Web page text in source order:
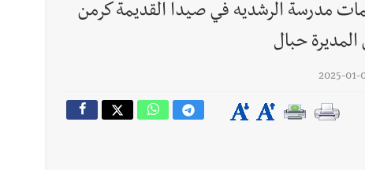
مدرسة الرشديه في صيدا القديمة كرمن
حبال